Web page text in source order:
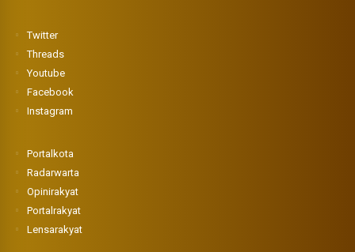
Twitter
Threads
Youtube
Facebook
Instagram
Portalkota
Radarwarta
Opinirakyat
Portalrakyat
Lensarakyat